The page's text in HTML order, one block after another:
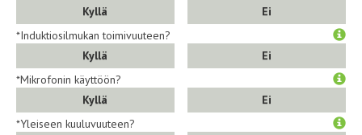
Kyllä
Ei
*Induktiosilmukan toimivuuteen?
Kyllä
Ei
*Mikrofonin käyttöön?
Kyllä
Ei
*Yleiseen kuuluvuuteen?